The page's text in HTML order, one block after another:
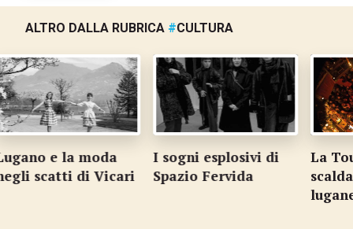
ALTRO DALLA RUBRICA #CULTURA
la moda
di Vicari
I sogni esplosivi di
Spazio Fervida
La Tour
scalda
luganese